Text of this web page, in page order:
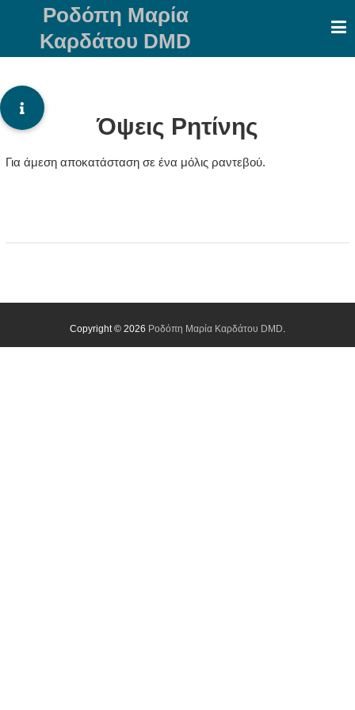
Ροδόπη Μαρία
Καρδάτου DMD
Όψεις Ρητίνης
Για άμεση αποκατάσταση σε ένα μόλις ραντεβού.
Copyright © 2026 Ροδόπη Μαρία Καρδάτου DMD.